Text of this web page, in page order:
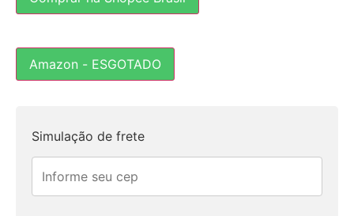
Amazon - ESGOTADO
Simulação de frete